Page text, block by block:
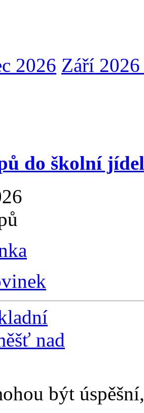
2026 Září
do školní
být